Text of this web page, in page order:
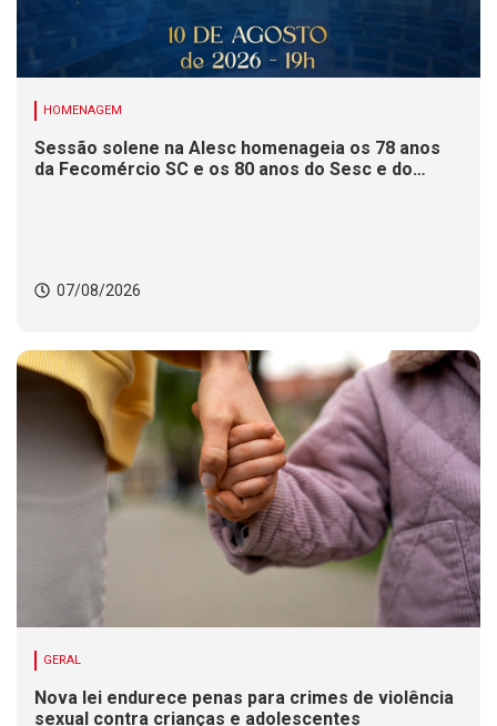
HOMENAGEM
Sessão solene na Alesc homenageia os 78 anos
da Fecomércio SC e os 80 anos do Sesc e do
07/08/2026
GERAL
Nova lei endurece penas para crimes de violência
sexual contra crianças e adolescentes